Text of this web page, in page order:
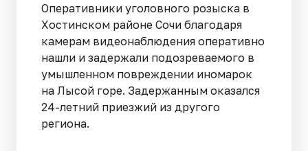
Оперативники уголовного розыска в
Хостинском районе Сочи благодаря
камерам видеонаблюдения оперативно
нашли и задержали подозреваемого в
умышленном повреждении иномарок
на Лысой горе. Задержанным оказался
24-летний приезжий из другого
региона.